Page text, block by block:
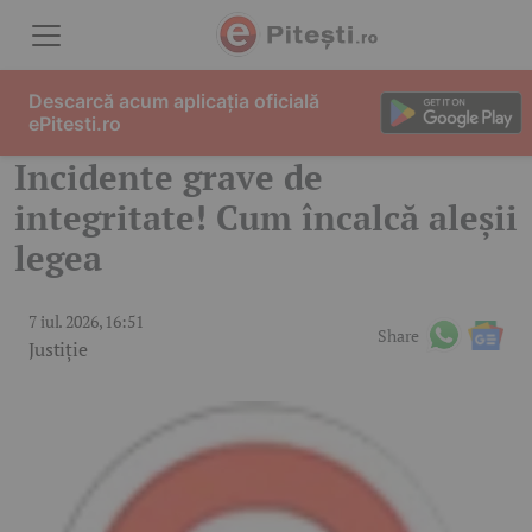
Incidente grave de
integritate! Cum încalcă aleșii
legea
7 iul. 2026, 16:51
Justiție
Share
Descarcă acum aplicația oficială
ePitesti.ro